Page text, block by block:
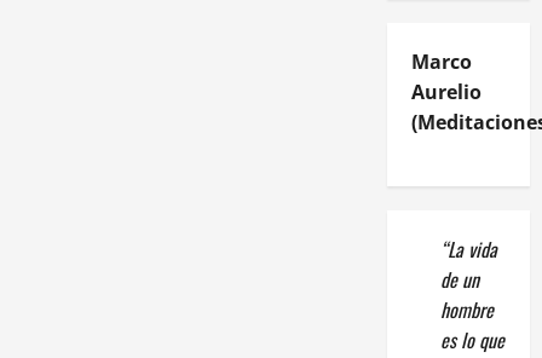
Marco
Aurelio
“La vida
de un
hombre
es lo que